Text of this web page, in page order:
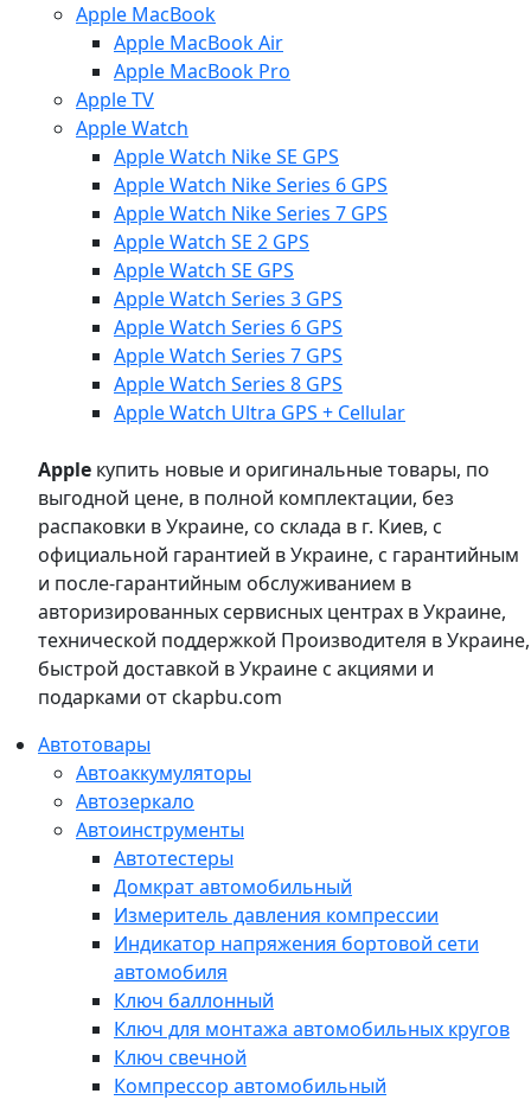
Apple MacBook
Apple MacBook Air
Apple MacBook Pro
Apple TV
Apple Watch
Apple Watch Nike SE GPS
Apple Watch Nike Series 6 GPS
Apple Watch Nike Series 7 GPS
Apple Watch SE 2 GPS
Apple Watch SE GPS
Apple Watch Series 3 GPS
Apple Watch Series 6 GPS
Apple Watch Series 7 GPS
Apple Watch Series 8 GPS
Apple Watch Ultra GPS + Cellular
Apple купить новые и оригинальные товары, по
выгодной цене, в полной комплектации, без
распаковки в Украине, со склада в г. Киев, с
официальной гарантией в Украине, с гарантийным
и после-гарантийным обслуживанием в
авторизированных сервисных центрах в Украине,
технической поддержкой Производителя в Украине,
быстрой доставкой в Украине с акциями и
подарками от ckapbu.com
Автотовары
Автоаккумуляторы
Автозеркало
Автоинструменты
Автотестеры
Домкрат автомобильный
Измеритель давления компрессии
Индикатор напряжения бортовой сети
автомобиля
Ключ баллонный
Ключ для монтажа автомобильных кругов
Ключ свечной
Компрессор автомобильный